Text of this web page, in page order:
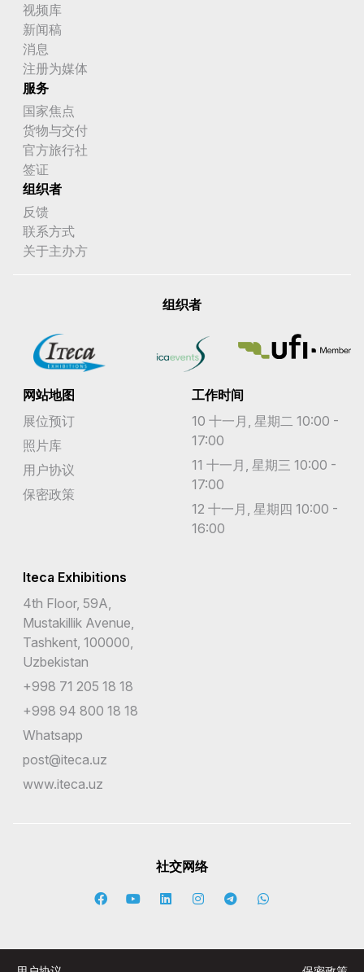
视频库
新闻稿
消息
注册为媒体
服务
国家焦点
货物与交付
官方旅行社
签证
组织者
反馈
联系方式
关于主办方
组织者
网站地图
展位预订
照片库
用户协议
保密政策
工作时间
10 十一月, 星期二 10:00 -
17:00
11 十一月, 星期三 10:00 -
17:00
12 十一月, 星期四 10:00 -
16:00
Iteca Exhibitions
4th Floor, 59A,
Mustakillik Avenue,
Tashkent, 100000,
Uzbekistan
+998 71 205 18 18
+998 94 800 18 18
Whatsapp
post@iteca.uz
www.iteca.uz
社交网络